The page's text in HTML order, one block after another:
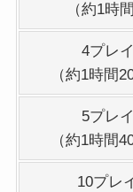
（約1時間
4プレイ
（約1時間
5プレイ
（約1時間
10プレ